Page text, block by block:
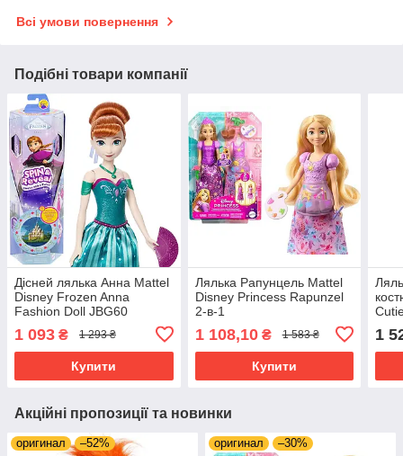
Всі умови повернення
Подібні товари компанії
Дісней лялька Анна Mattel
Disney Frozen Anna
Fashion Doll JBG60
1 093 ₴ 1 293 ₴
Купити
Лялька Рапунцель Mattel
Disney Princess Rapunzel
2-в-1
1 108,10₴ 1 583 ₴
Купити
1
Акційні пропозиції та новинки
оригинал –52% оригинал –30%